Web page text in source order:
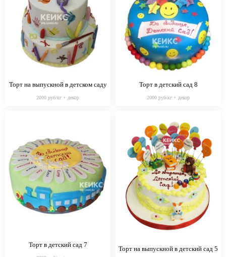
Торт на выпускной в детском саду
2000 руб/кг + декор
Торт в детский сад 8
2000 руб/кг + декор
Торт в детский сад 7
Торт на выпускной в детский сад 5